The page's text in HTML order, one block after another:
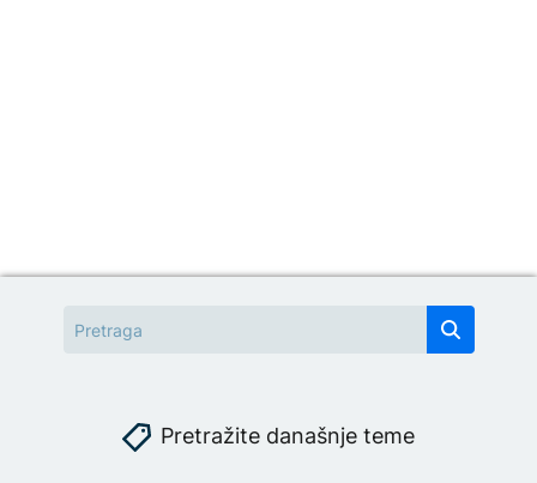
Pretražite današnje teme